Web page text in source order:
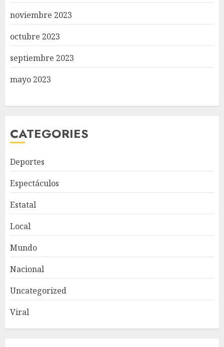
noviembre 2023
octubre 2023
septiembre 2023
mayo 2023
CATEGORIES
Deportes
Espectáculos
Estatal
Local
Mundo
Nacional
Uncategorized
Viral